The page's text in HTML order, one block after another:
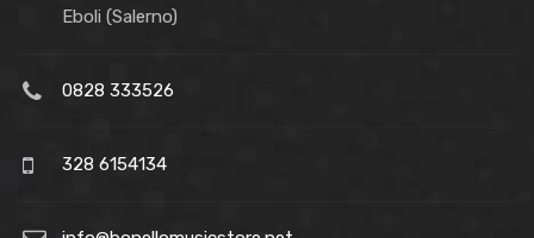
Eboli (Salerno)
0828 333526
328 6154134